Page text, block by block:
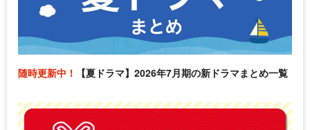
随時更新中！ 【夏ドラマ】2026年7月期の新ドラマまとめ一覧